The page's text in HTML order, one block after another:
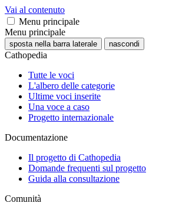
Vai al contenuto
Menu principale
Menu principale
sposta nella barra laterale nascondi
Cathopedia
Tutte le voci
L'albero delle categorie
Ultime voci inserite
Una voce a caso
Progetto internazionale
Documentazione
Il progetto di Cathopedia
Domande frequenti sul progetto
Guida alla consultazione
Comunità